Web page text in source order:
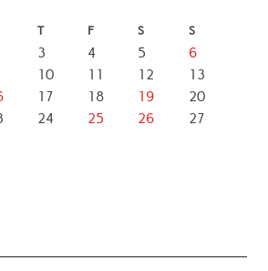
T F S S
3 4 5
6
10 11 12
13
17 18 19
20
24 25 26
27